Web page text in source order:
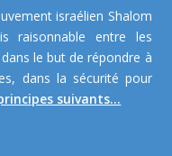
israélien Shalom
raisonnable entre les
le but de répondre à
dans la sécurité pour
suivants...